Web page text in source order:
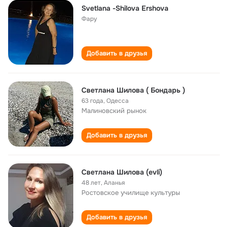
Svetlana -Shilova Ershova
Фару
Добавить в друзья
Светлана Шилова ( Бондарь )
63 года,Одесса
Малиновский рынок
Добавить в друзья
Светлана Шилова (evli)
48 лет,Аланья
Ростовское училище культуры
Добавить в друзья